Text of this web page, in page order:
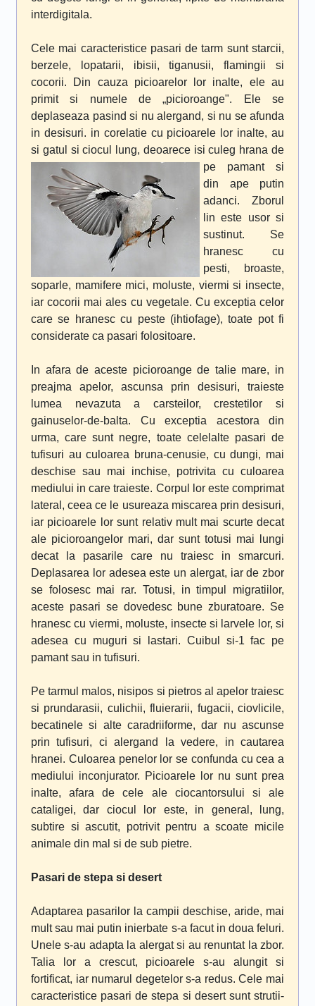
interdigitala.
Cele mai caracteristice pasari de tarm sunt starcii,
berzele, lopatarii, ibisii, tiganusii, flamingii si
cocorii. Din cauza picioarelor lor inalte, ele au
primit si numele de „picioroange". Ele se
deplaseaza pasind si nu alergand, si nu se afunda
in desisuri. in corelatie cu picioarele lor inalte, au
si gatul si ciocul lung, deoarece isi culeg hrana de
pe pamant si
din ape putin
adanci. Zborul
lin este usor si
sustinut. Se
hranesc cu
pesti, broaste,
soparle, mamifere mici, moluste, viermi si insecte,
iar cocorii mai ales cu vegetale. Cu exceptia celor
care se hranesc cu peste (ihtiofage), toate pot fi
considerate ca pasari folositoare.
In afara de aceste picioroange de talie mare, in
preajma apelor, ascunsa prin desisuri, traieste
lumea nevazuta a carsteilor, crestetilor si
gainuselor-de-balta. Cu exceptia acestora din
urma, care sunt negre, toate celelalte pasari de
tufisuri au culoarea bruna-cenusie, cu dungi, mai
deschise sau mai inchise, potrivita cu culoarea
mediului in care traieste. Corpul lor este comprimat
lateral, ceea ce le usureaza miscarea prin desisuri,
iar picioarele lor sunt relativ mult mai scurte decat
ale picioroangelor mari, dar sunt totusi mai lungi
decat la pasarile care nu traiesc in smarcuri.
Deplasarea lor adesea este un alergat, iar de zbor
se folosesc mai rar. Totusi, in timpul migratiilor,
aceste pasari se dovedesc bune zburatoare. Se
hranesc cu viermi, moluste, insecte si larvele lor, si
adesea cu muguri si lastari. Cuibul si-1 fac pe
pamant sau in tufisuri.
Pe tarmul malos, nisipos si pietros al apelor traiesc
si prundarasii, culichii, fluierarii, fugacii, ciovlicile,
becatinele si alte caradriiforme, dar nu ascunse
prin tufisuri, ci alergand la vedere, in cautarea
hranei. Culoarea penelor lor se confunda cu cea a
mediului inconjurator. Picioarele lor nu sunt prea
inalte, afara de cele ale ciocantorsului si ale
cataligei, dar ciocul lor este, in general, lung,
subtire si ascutit, potrivit pentru a scoate micile
animale din mal si de sub pietre.
Pasari de stepa si desert
Adaptarea pasarilor la campii deschise, aride, mai
mult sau mai putin inierbate s-a facut in doua feluri.
Unele s-au adapta la alergat si au renuntat la zbor.
Talia lor a crescut, picioarele s-au alungit si
fortificat, iar numarul degetelor s-a redus. Cele mai
caracteristice pasari de stepa si desert sunt strutii-